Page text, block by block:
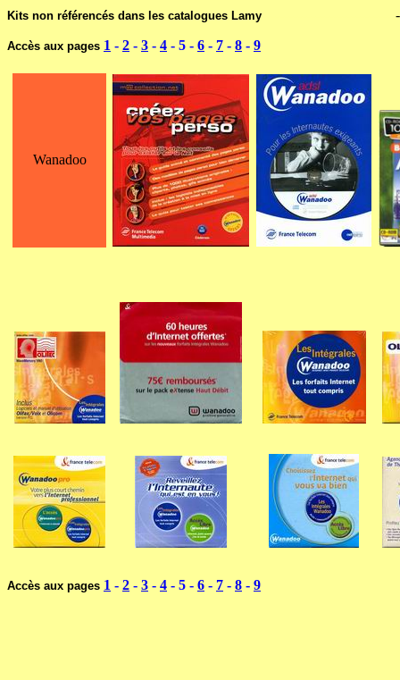
Kits non référencés dans les catalogues Lamy
Accès aux pages 1 - 2 - 3 - 4 - 5 - 6 - 7 - 8 - 9
Wanadoo
Accès aux pages 1 - 2 - 3 - 4 - 5 - 6 - 7 - 8 - 9